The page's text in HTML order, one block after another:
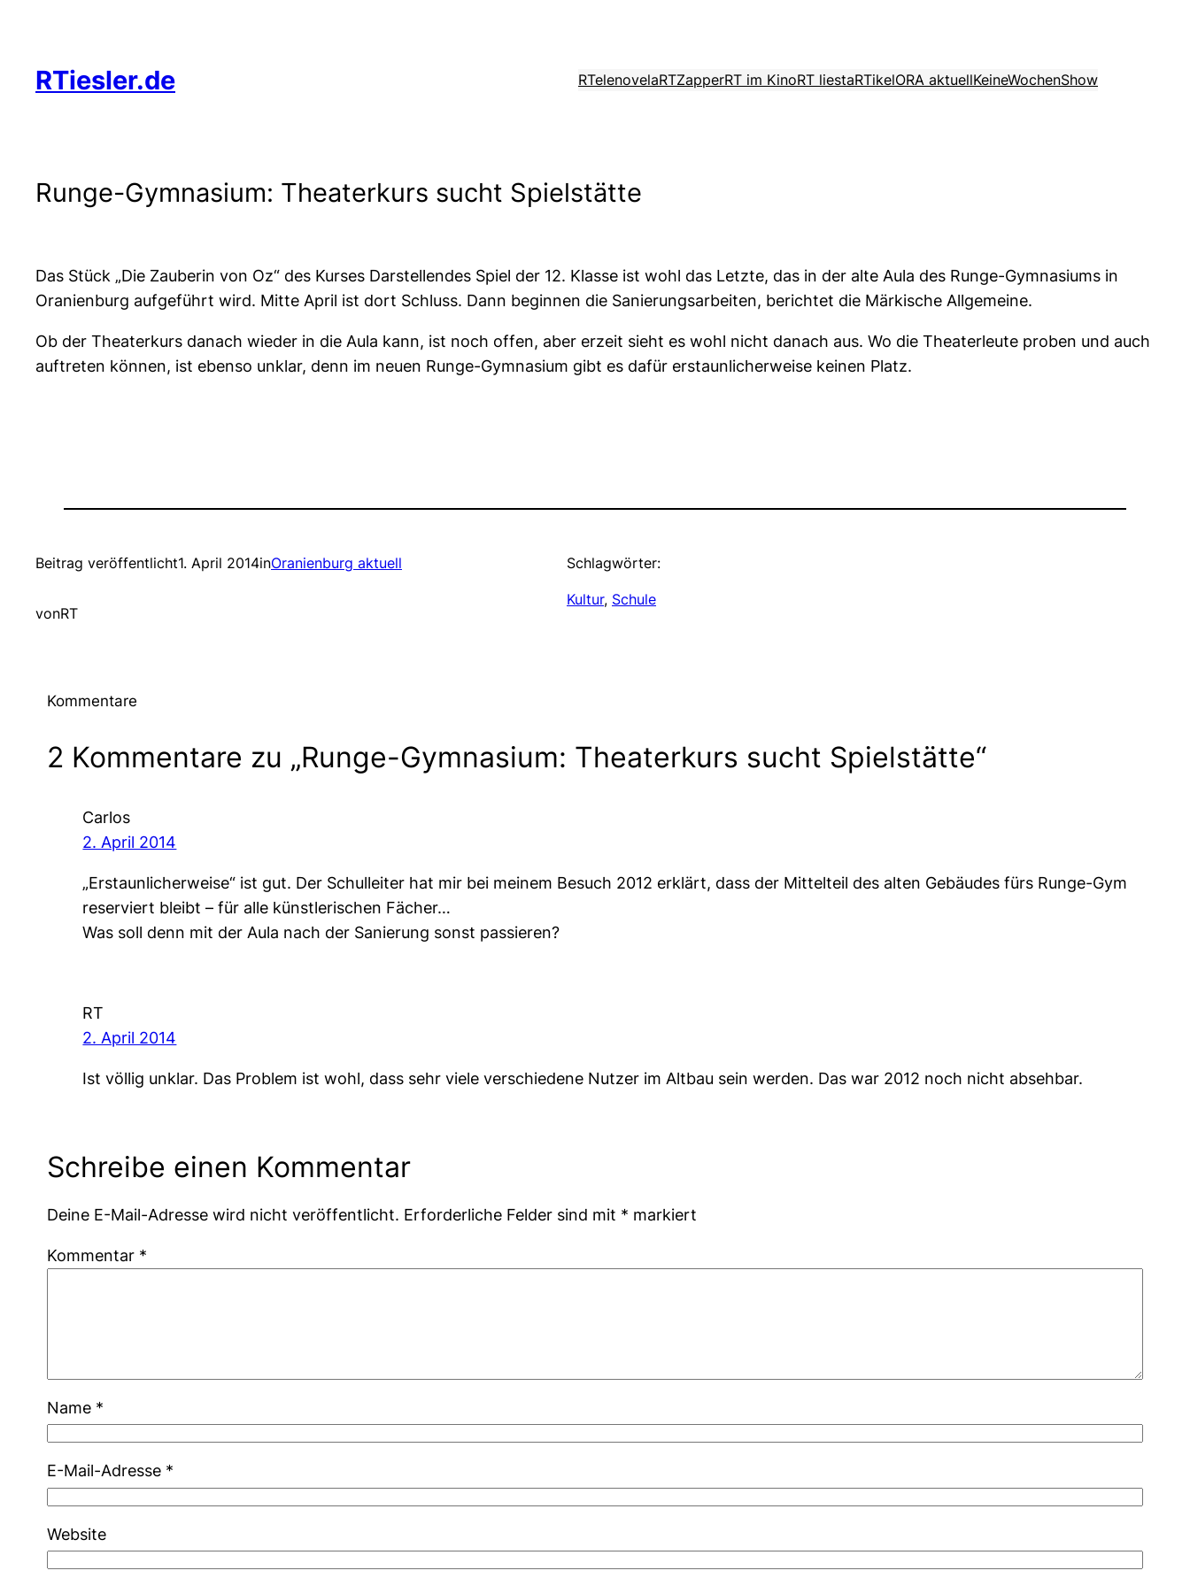
springen
RTiesler.de RTelenovelaRTZapperRT im KinoRT liestaRTikelORA aktuellKeineWochenShow
Runge-Gymnasium: Theaterkurs sucht Spielstätte
Das Stück „Die Zauberin von Oz“ des Kurses Darstellendes Spiel der 12. Klasse ist wohl das Letzte, das in der alte Aula des Runge-Gymnasiums in
Oranienburg aufgeführt wird. Mitte April ist dort Schluss. Dann beginnen die Sanierungsarbeiten, berichtet die Märkische Allgemeine.
Ob der Theaterkurs danach wieder in die Aula kann, ist noch offen, aber erzeit sieht es wohl nicht danach aus. Wo die Theaterleute proben und auch
auftreten können, ist ebenso unklar, denn im neuen Runge-Gymnasium gibt es dafür erstaunlicherweise keinen Platz.
Beitrag veröffentlicht1. April 2014inOranienburg aktuell
vonRT
Schlagwörter:
Kultur, Schule
Kommentare
2 Kommentare zu „Runge-Gymnasium: Theaterkurs sucht Spielstätte“
Carlos
2. April 2014
„Erstaunlicherweise“ ist gut. Der Schulleiter hat mir bei meinem Besuch 2012 erklärt, dass der Mittelteil des alten Gebäudes fürs Runge-Gym
reserviert bleibt – für alle künstlerischen Fächer…
Was soll denn mit der Aula nach der Sanierung sonst passieren?
RT
2. April 2014
Ist völlig unklar. Das Problem ist wohl, dass sehr viele verschiedene Nutzer im Altbau sein werden. Das war 2012 noch nicht absehbar.
Schreibe einen Kommentar
Deine E-Mail-Adresse wird nicht veröffentlicht. Erforderliche Felder sind mit * markiert
Kommentar *
Name *
E-Mail-Adresse *
Website